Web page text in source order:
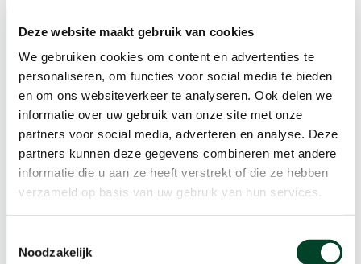
Deze website maakt gebruik van cookies
We gebruiken cookies om content en advertenties te
personaliseren, om functies voor social media te bieden
en om ons websiteverkeer te analyseren. Ook delen we
informatie over uw gebruik van onze site met onze
partners voor social media, adverteren en analyse. Deze
partners kunnen deze gegevens combineren met andere
informatie die u aan ze heeft verstrekt of die ze hebben
verzameld op basis van uw gebruik van hun services.
Noodzakelijk
Schrijf je in voor de nieuwsbrief
Meer dan 1 miljoen mensen in Nederland
hebben geen thuis. Dat kunnen we toch niet
laten gebeuren? Sluit je aan bij onze missie en
help ons thuisgeven. Jouw betrokkenheid telt!